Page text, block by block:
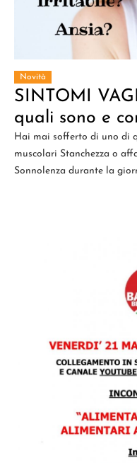
Novità
SINTOMI
quali sono e
Hai mai sofferto di uno di
muscolari Stanchezza o
Sonnolenza durante la